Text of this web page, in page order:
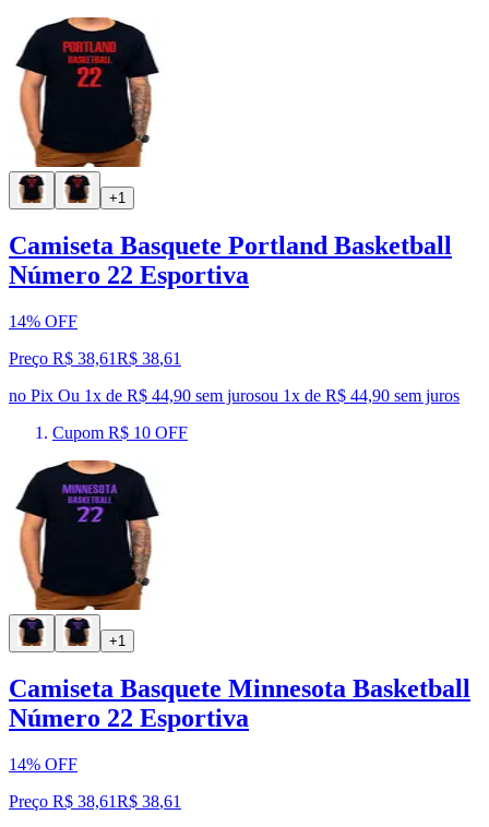
+1
Camiseta Basquete Portland Basketball
Número 22 Esportiva
14% OFF
Preço R$ 38,61R$ 38,61
no Pix Ou 1x de R$ 44,90 sem jurosou 1x de R$ 44,90 sem juros
Cupom R$ 10 OFF
+1
Camiseta Basquete Minnesota Basketball
Número 22 Esportiva
14% OFF
Preço R$ 38,61R$ 38,61